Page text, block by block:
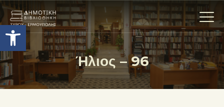
Ανοίξτε τη γραμμή εργαλείων
Ήλιος – 96
Η ΒΙΒΛΙΟΘΗΚΗ
ΟΙ ΣΥΛΛΟΓΈΣ